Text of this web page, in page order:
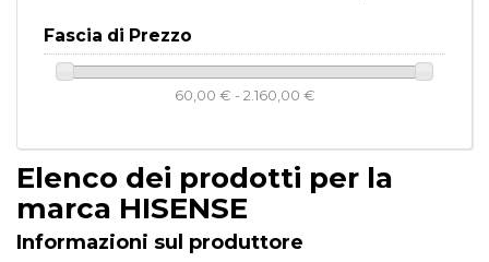
Fascia di Prezzo
60,00 € - 2.160,00 €
Elenco dei prodotti per la
marca HISENSE
Informazioni sul produttore